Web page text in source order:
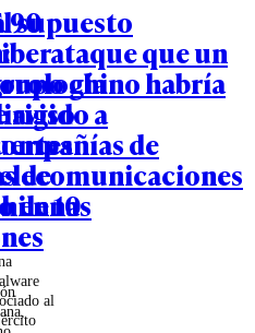
90
aviso
de
en 10
supuesto
que un
chino habría
a
de
al